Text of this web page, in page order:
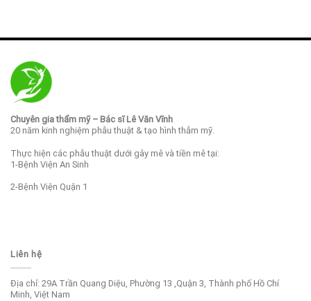
Chuyên gia thẩm mỹ – Bác sĩ Lê Văn Vĩnh
20 năm kinh nghiệm phẫu thuật & tạo hình thẫm mỹ.
Thực hiện các phẫu thuật dưới gây mê và tiền mê tại:
1-Bệnh Viện An Sinh
2-Bệnh Viện Quận 1
Liên hệ
Địa chỉ: 29A Trần Quang Diệu, Phường 13 ,Quận 3, Thành phố Hồ Chí
Minh, Việt Nam